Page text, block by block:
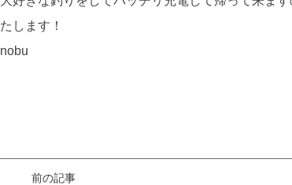
たします！
nobu
前の記事